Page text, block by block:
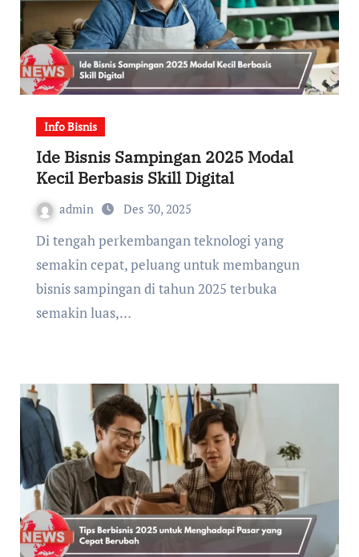
Info Bisnis
Ide Bisnis Sampingan 2025 Modal
Kecil Berbasis Skill Digital
admin Des 30, 2025
Di tengah perkembangan teknologi yang
semakin cepat, peluang untuk membangun
bisnis sampingan di tahun 2025 terbuka
semakin luas,…